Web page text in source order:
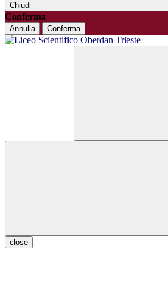
Chiudi
Conferma
Annulla Conferma
close